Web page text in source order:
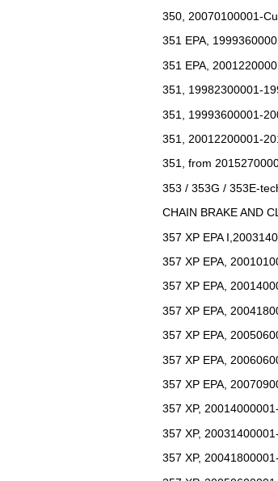
350, 20070100001-
351 EPA,
351 EPA,
351, 19982300001-
351, 19993600001-
351, 20012200001-
351, from
353 / 353G / 353E-
CHAIN BRAKE AND
357 XP EPA
357 XP EPA,
357 XP EPA,
357 XP EPA,
357 XP EPA,
357 XP EPA,
357 XP EPA,
357 XP,
357 XP,
357 XP,